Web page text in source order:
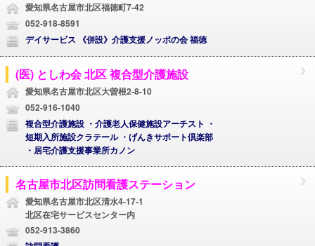
愛知県名古屋市北区福徳町7-42
052-918-8591
デイサービス 《併設》介護支援ノッポの会 福徳
(医) としわ会 北区 複合型介護施設
愛知県名古屋市北区大曽根2-8-10
052-916-1040
複合型介護施設 ・介護老人保健施設アーチスト ・
短期入所施設クラテール ・げんきサポート倶楽部
・居宅介護支援事業所カノン
名古屋市北区訪問看護ステーション
愛知県名古屋市北区清水4-17-1
北区在宅サービスセンター内
052-913-3860